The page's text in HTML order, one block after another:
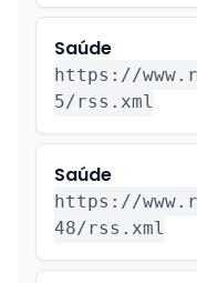
Saúde
https://
5/rss.xml
Saúde
https://
48/rss.xml